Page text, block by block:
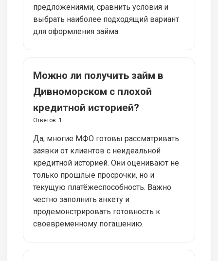
предложениями, сравнить условия и
выбрать наиболее подходящий вариант
для оформления займа.
Можно ли получить займ в
Дивноморском с плохой
кредитной историей?
Ответов: 1
Да, многие МФО готовы рассматривать
заявки от клиентов с неидеальной
кредитной историей. Они оценивают не
только прошлые просрочки, но и
текущую платёжеспособность. Важно
честно заполнить анкету и
продемонстрировать готовность к
своевременному погашению.